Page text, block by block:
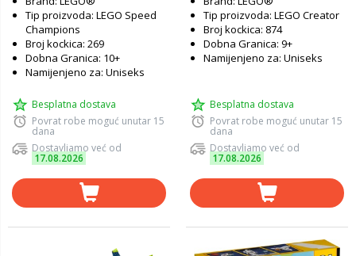
Tip proizvoda: LEGO Speed
Champions
Broj kockica: 269
Dobna Granica: 10+
Namijenjeno za: Uniseks
Besplatna dostava
Povrat robe moguć unutar 15
dana
Dostavljamo već od
17.08.2026
Tip proizvoda: LEGO Creator
Broj kockica: 874
Dobna Granica: 9+
Namijenjeno za: Uniseks
Besplatna dostava
Povrat robe moguć unutar 15
dana
Dostavljamo već od
17.08.2026